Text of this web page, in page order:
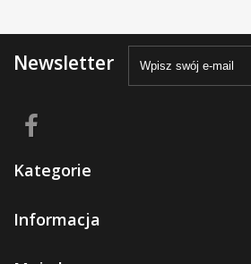
Newsletter
Kategorie
Informacja